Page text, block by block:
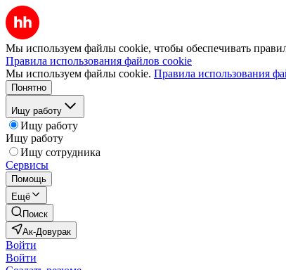
Мы используем файлы cookie, чтобы обеспечивать
Правила использования файлов cookie
Мы используем файлы cookie. Правила использования
Понятно
Ищу работу
Ищу работу
Ищу работу
Ищу сотрудника
Сервисы
Помощь
Ещё
Поиск
Ак-Довурак
Войти
Войти